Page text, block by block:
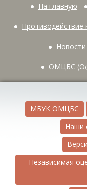
На главную
Противодействие
Новости
ОМЦБС
МБУК ОМЦБС
Наши
Независимая